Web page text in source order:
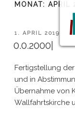
springen
MONAT: APRIL
VERÖFFENTLICHT
1. APRIL 2019
0.0.2000|
Fertigstellung
und in
Übernahme von
Wallfahrtskirche